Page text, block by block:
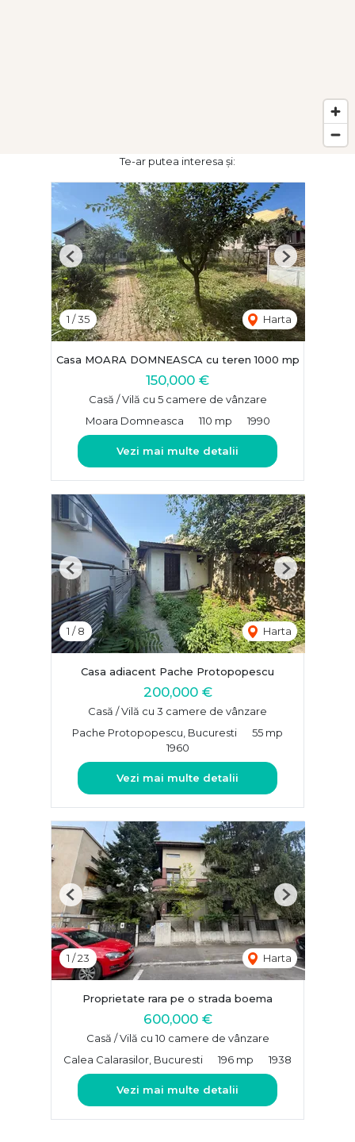
Te-ar putea interesa și:
1 /35 Harta
Previous Next
Casa MOARA DOMNEASCA cu teren 1000 mp
150,000 €
Casă / Vilă cu 5 camere de vânzare
Moara Domneasca
110 mp 1990
Vezi mai multe detalii
1 /8 Harta
Previous Next
Casa adiacent Pache Protopopescu
200,000 €
Casă / Vilă cu 3 camere de vânzare
Pache Protopopescu, Bucuresti
55 mp
1960
Vezi mai multe detalii
1 /23 Harta
Previous Next
Proprietate rara pe o strada boema
600,000 €
Casă / Vilă cu 10 camere de vânzare
Calea Calarasilor, Bucuresti
196 mp 1938
Vezi mai multe detalii